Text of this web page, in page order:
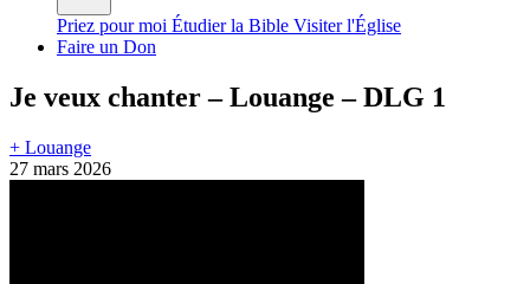
Priez pour moi Étudier la Bible Visiter l'Église
Faire un Don
Je veux chanter – Louange – DLG 1
+ Louange
27 mars 2026